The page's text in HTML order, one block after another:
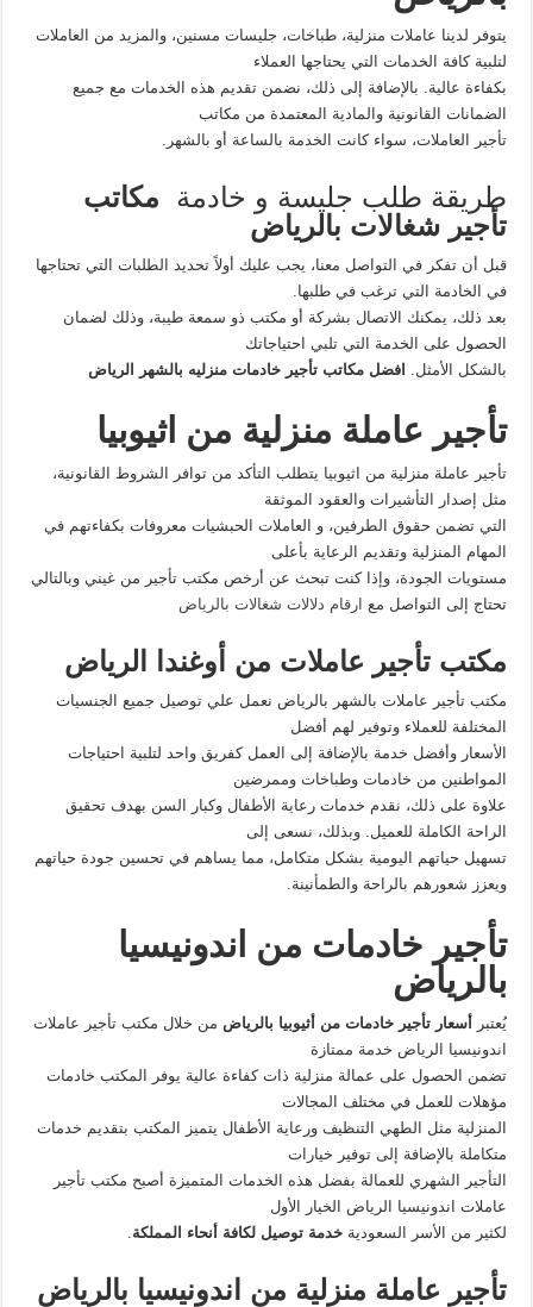
يتوفر لدينا عاملات منزلية، طباخات، جليسات مسنين، والمزيد من العاملات
لتلبية كافة الخدمات التي يحتاجها العملاء
بكفاءة عالية. بالإضافة إلى ذلك، نضمن تقديم هذه الخدمات مع جميع
الضمانات القانونية والمادية المعتمدة من مكاتب
تأجير العاملات، سواء كانت الخدمة بالساعة أو بالشهر.
طريقة طلب جليسة و خادمة مكاتب
تأجير شغالات بالرياض
قبل أن تفكر في التواصل معنا، يجب عليك أولاً تحديد الطلبات التي تحتاجها
في الخادمة التي ترغب في طلبها.
بعد ذلك، يمكنك الاتصال بشركة أو مكتب ذو سمعة طيبة، وذلك لضمان
الحصول على الخدمة التي تلبي احتياجاتك
بالشكل الأمثل. افضل مكاتب تأجير خادمات منزليه بالشهر الرياض
تأجير عاملة منزلية من اثيوبيا
تأجير عاملة منزلية من اثيوبيا يتطلب التأكد من توافر الشروط القانونية،
مثل إصدار التأشيرات والعقود الموثقة
التي تضمن حقوق الطرفين، و العاملات الحبشيات معروفات بكفاءتهم في
المهام المنزلية وتقديم الرعاية بأعلى
مستويات الجودة، وإذا كنت تبحث عن أرخص مكتب تأجير من غيني وبالتالي
تحتاج إلى التواصل مع ارقام دلالات شغالات بالرياض
مكتب تأجير عاملات من أوغندا الرياض
مكتب تأجير عاملات بالشهر بالرياض نعمل علي توصيل جميع الجنسيات
المختلفة للعملاء وتوفير لهم أفضل
الأسعار وأفضل خدمة بالإضافة إلى العمل كفريق واحد لتلبية احتياجات
المواطنين من خادمات وطباخات وممرضين
علاوة على ذلك، نقدم خدمات رعاية الأطفال وكبار السن بهدف تحقيق
الراحة الكاملة للعميل. وبذلك، نسعى إلى
تسهيل حياتهم اليومية بشكل متكامل، مما يساهم في تحسين جودة حياتهم
ويعزز شعورهم بالراحة والطمأنينة.
تأجير خادمات من اندونيسيا
بالرياض
يُعتبر أسعار تأجير خادمات من أثيوبيا بالرياض من خلال مكتب تأجير عاملات
اندونيسيا الرياض خدمة ممتازة
تضمن الحصول على عمالة منزلية ذات كفاءة عالية يوفر المكتب خادمات
مؤهلات للعمل في مختلف المجالات
المنزلية مثل الطهي التنظيف ورعاية الأطفال يتميز المكتب بتقديم خدمات
متكاملة بالإضافة إلى توفير خيارات
التأجير الشهري للعمالة بفضل هذه الخدمات المتميزة أصبح مكتب تأجير
عاملات اندونيسيا الرياض الخيار الأول
لكثير من الأسر السعودية خدمة توصيل لكافة أنحاء المملكة.
تأجير عاملة منزلية من اندونيسيا بالرياض